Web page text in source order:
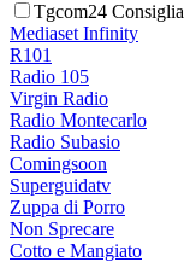
Tgcom24 Consiglia
Mediaset Infinity
R101
Radio 105
Virgin Radio
Radio Montecarlo
Radio Subasio
Comingsoon
Superguidatv
Zuppa di Porro
Non Sprecare
Cotto e Mangiato